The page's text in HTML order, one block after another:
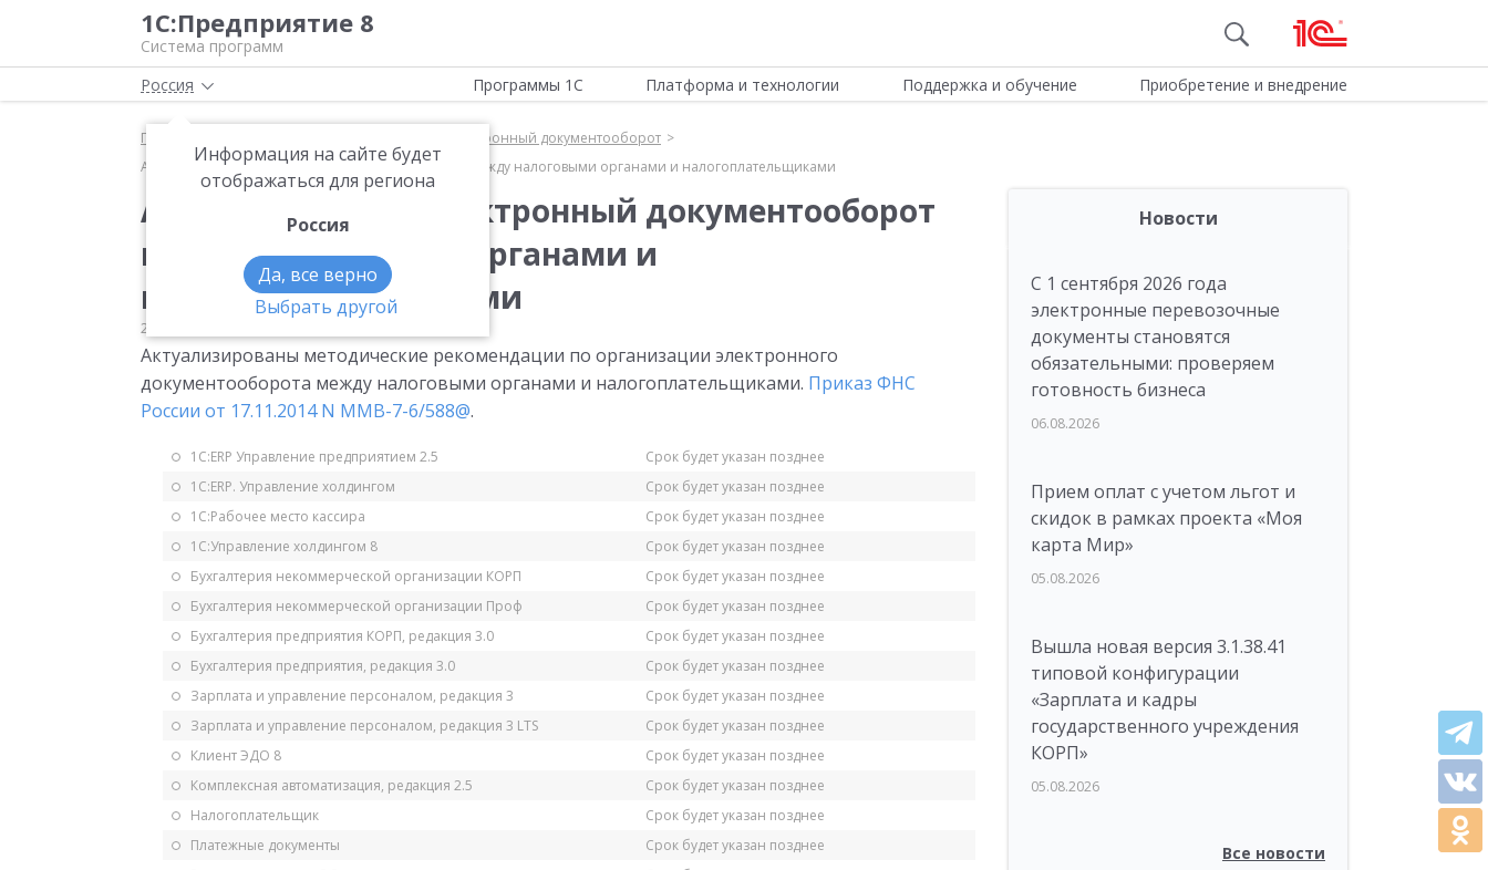
1С:Предприятие 8
Система программ
Россия
Информация на сайте будет
отображаться для региона
Россия
Да, все верно
Выбрать другой
Программы 1С Платформа и технологии Поддержка и обучение Приобретение и внедрение
Главная
Электронный документооборот
Актуализирован электронный документооборот между налоговыми органами и налогоплательщиками
Актуализирован электронный документооборот
между налоговыми органами и
налогоплательщиками
21.11.2014
Актуализированы методические рекомендации по организации электронного
документооборота между налоговыми органами и налогоплательщиками. Приказ ФНС
России от 17.11.2014 N ММВ-7-6/588@.
1С:ERP Управление предприятием 2.5
Срок будет указан позднее
1С:ERP. Управление холдингом
Срок будет указан позднее
1С:Рабочее место кассира
Срок будет указан позднее
1С:Управление холдингом 8
Срок будет указан позднее
Бухгалтерия некоммерческой организации КОРП
Срок будет указан позднее
Бухгалтерия некоммерческой организации Проф
Срок будет указан позднее
Бухгалтерия предприятия КОРП, редакция 3.0
Срок будет указан позднее
Бухгалтерия предприятия, редакция 3.0
Срок будет указан позднее
Зарплата и управление персоналом, редакция 3
Срок будет указан позднее
Зарплата и управление персоналом, редакция 3 LTS
Срок будет указан позднее
Клиент ЭДО 8
Срок будет указан позднее
Комплексная автоматизация, редакция 2.5
Срок будет указан позднее
Налогоплательщик
Срок будет указан позднее
Платежные документы
Срок будет указан позднее
Новости
С 1 сентября 2026 года
электронные перевозочные
документы становятся
обязательными: проверяем
готовность бизнеса
06.08.2026
Прием оплат с учетом льгот и
скидок в рамках проекта «Моя
карта Мир»
05.08.2026
Вышла новая версия 3.1.38.41
типовой конфигурации
«Зарплата и кадры
государственного учреждения
КОРП»
05.08.2026
Все новости